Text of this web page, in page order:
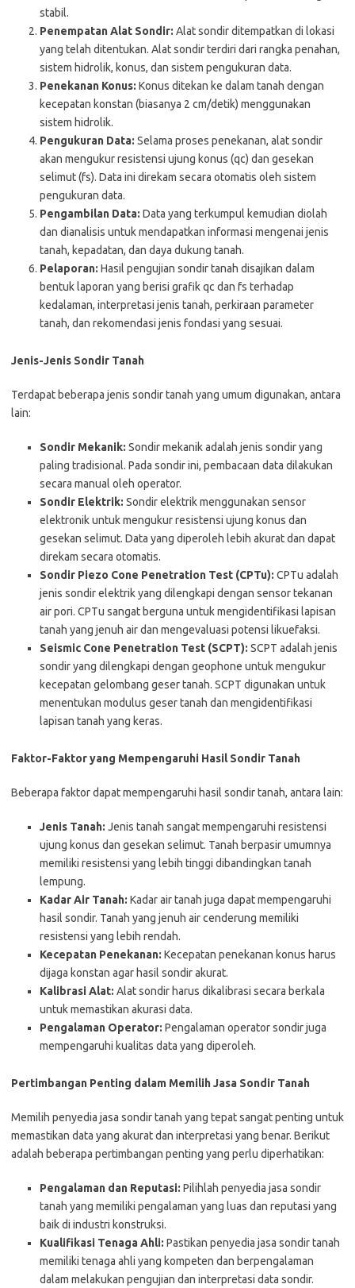
stabil.
Penempatan Alat Sondir: Alat sondir ditempatkan di lokasi
yang telah ditentukan. Alat sondir terdiri dari rangka penahan,
sistem hidrolik, konus, dan sistem pengukuran data.
Penekanan Konus: Konus ditekan ke dalam tanah dengan
kecepatan konstan (biasanya 2 cm/detik) menggunakan
sistem hidrolik.
Pengukuran Data: Selama proses penekanan, alat sondir
akan mengukur resistensi ujung konus (qc) dan gesekan
selimut (fs). Data ini direkam secara otomatis oleh sistem
pengukuran data.
Pengambilan Data: Data yang terkumpul kemudian diolah
dan dianalisis untuk mendapatkan informasi mengenai jenis
tanah, kepadatan, dan daya dukung tanah.
Pelaporan: Hasil pengujian sondir tanah disajikan dalam
bentuk laporan yang berisi grafik qc dan fs terhadap
kedalaman, interpretasi jenis tanah, perkiraan parameter
tanah, dan rekomendasi jenis fondasi yang sesuai.
Jenis-Jenis Sondir Tanah
Terdapat beberapa jenis sondir tanah yang umum digunakan, antara
lain:
Sondir Mekanik: Sondir mekanik adalah jenis sondir yang
paling tradisional. Pada sondir ini, pembacaan data dilakukan
secara manual oleh operator.
Sondir Elektrik: Sondir elektrik menggunakan sensor
elektronik untuk mengukur resistensi ujung konus dan
gesekan selimut. Data yang diperoleh lebih akurat dan dapat
direkam secara otomatis.
Sondir Piezo Cone Penetration Test (CPTu): CPTu adalah
jenis sondir elektrik yang dilengkapi dengan sensor tekanan
air pori. CPTu sangat berguna untuk mengidentifikasi lapisan
tanah yang jenuh air dan mengevaluasi potensi likuefaksi.
Seismic Cone Penetration Test (SCPT): SCPT adalah jenis
sondir yang dilengkapi dengan geophone untuk mengukur
kecepatan gelombang geser tanah. SCPT digunakan untuk
menentukan modulus geser tanah dan mengidentifikasi
lapisan tanah yang keras.
Faktor-Faktor yang Mempengaruhi Hasil Sondir Tanah
Beberapa faktor dapat mempengaruhi hasil sondir tanah, antara lain:
Jenis Tanah: Jenis tanah sangat mempengaruhi resistensi
ujung konus dan gesekan selimut. Tanah berpasir umumnya
memiliki resistensi yang lebih tinggi dibandingkan tanah
lempung.
Kadar Air Tanah: Kadar air tanah juga dapat mempengaruhi
hasil sondir. Tanah yang jenuh air cenderung memiliki
resistensi yang lebih rendah.
Kecepatan Penekanan: Kecepatan penekanan konus harus
dijaga konstan agar hasil sondir akurat.
Kalibrasi Alat: Alat sondir harus dikalibrasi secara berkala
untuk memastikan akurasi data.
Pengalaman Operator: Pengalaman operator sondir juga
mempengaruhi kualitas data yang diperoleh.
Pertimbangan Penting dalam Memilih Jasa Sondir Tanah
Memilih penyedia jasa sondir tanah yang tepat sangat penting untuk
memastikan data yang akurat dan interpretasi yang benar. Berikut
adalah beberapa pertimbangan penting yang perlu diperhatikan:
Pengalaman dan Reputasi: Pilihlah penyedia jasa sondir
tanah yang memiliki pengalaman yang luas dan reputasi yang
baik di industri konstruksi.
Kualifikasi Tenaga Ahli: Pastikan penyedia jasa sondir tanah
memiliki tenaga ahli yang kompeten dan berpengalaman
dalam melakukan pengujian dan interpretasi data sondir.